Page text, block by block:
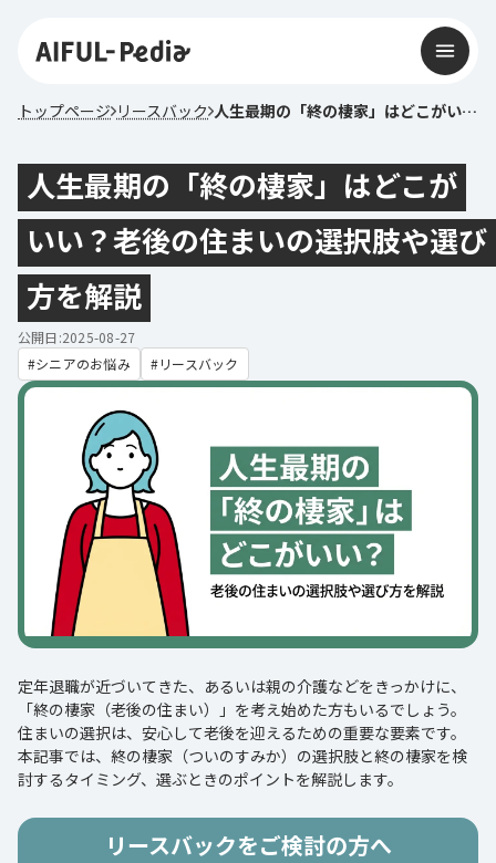
トップページ リースバック 人生最期の「終の棲家」はどこがいい？老後の住まいの選択肢や選び方を解説
人生最期の「終の棲家」はどこが
いい？老後の住まいの選択肢や選び
方を解説
公開日:2025-08-27
シニアのお悩み
リースバック
定年退職が近づいてきた、あるいは親の介護などをきっかけに、
「終の棲家（老後の住まい）」を考え始めた方もいるでしょう。
住まいの選択は、安心して老後を迎えるための重要な要素です。
本記事では、終の棲家（ついのすみか）の選択肢と終の棲家を検
討するタイミング、選ぶときのポイントを解説します。
リースバックをご検討の方へ